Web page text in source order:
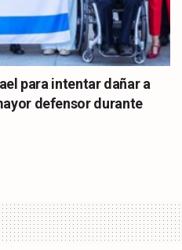
para intentar dañar a
defensor durante